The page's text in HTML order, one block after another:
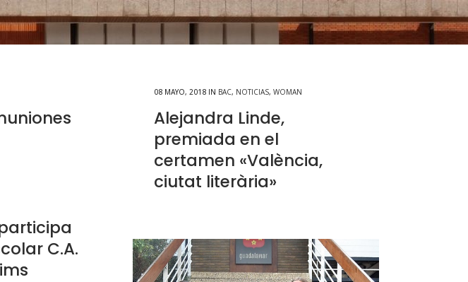
08 MAYO, 2018 IN BAC, NOTICIAS, WOMAN
Alejandra Linde,
premiada en el
certamen «València,
ciutat literària»
C.A.